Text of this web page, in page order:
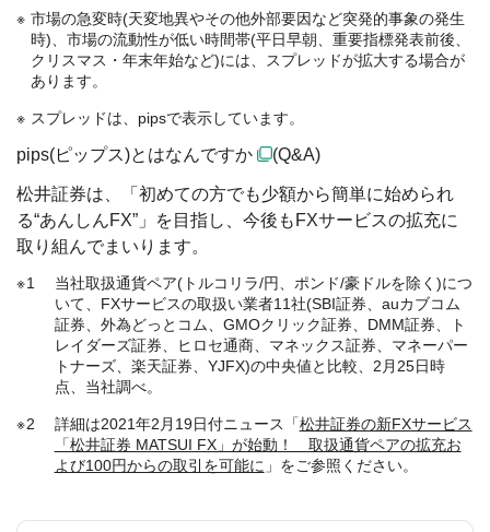
市場の急変時(天変地異やその他外部要因など突発的事象の発生
時)、市場の流動性が低い時間帯(平日早朝、重要指標発表前後、
クリスマス・年末年始など)には、スプレッドが拡大する場合が
あります。
スプレッドは、pipsで表示しています。
pips(ピップス)とはなんですか (Q&A)
松井証券は、「初めての方でも少額から簡単に始められ
る“あんしんFX”」を目指し、今後もFXサービスの拡充に
取り組んでまいります。
1
当社取扱通貨ペア(トルコリラ/円、ポンド/豪ドルを除く)につ
いて、FXサービスの取扱い業者11社(SBI証券、auカブコム
証券、外為どっとコム、GMOクリック証券、DMM証券、ト
レイダーズ証券、ヒロセ通商、マネックス証券、マネーパー
トナーズ、楽天証券、YJFX)の中央値と比較、2月25日時
点、当社調べ。
2 詳細は2021年2月19日付ニュース「松井証券の新FXサービス
「松井証券 MATSUI FX」が始動！ 取扱通貨ペアの拡充お
よび100円からの取引を可能に 」をご参照ください。